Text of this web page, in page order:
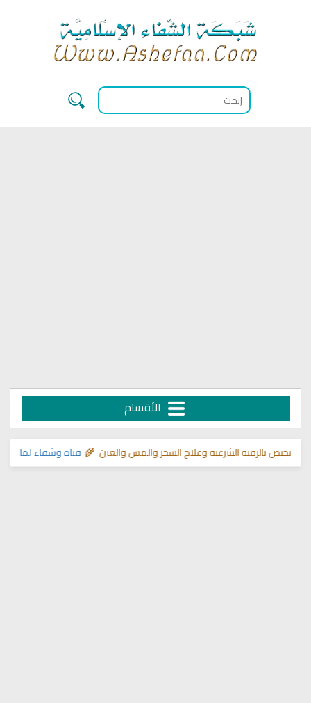
الأقسام
قناة وشفاء لما في الصدورالشرعية وعلاج السحر والمس والعين 🌾